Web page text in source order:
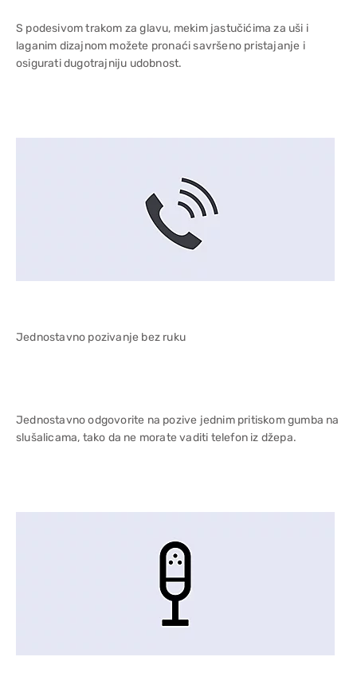
S podesivom trakom za glavu, mekim jastučićima za uši i
laganim dizajnom možete pronaći savršeno pristajanje i
osigurati dugotrajniju udobnost.
Jednostavno pozivanje bez ruku
Jednostavno odgovorite na pozive jednim pritiskom gumba na
slušalicama, tako da ne morate vaditi telefon iz džepa.